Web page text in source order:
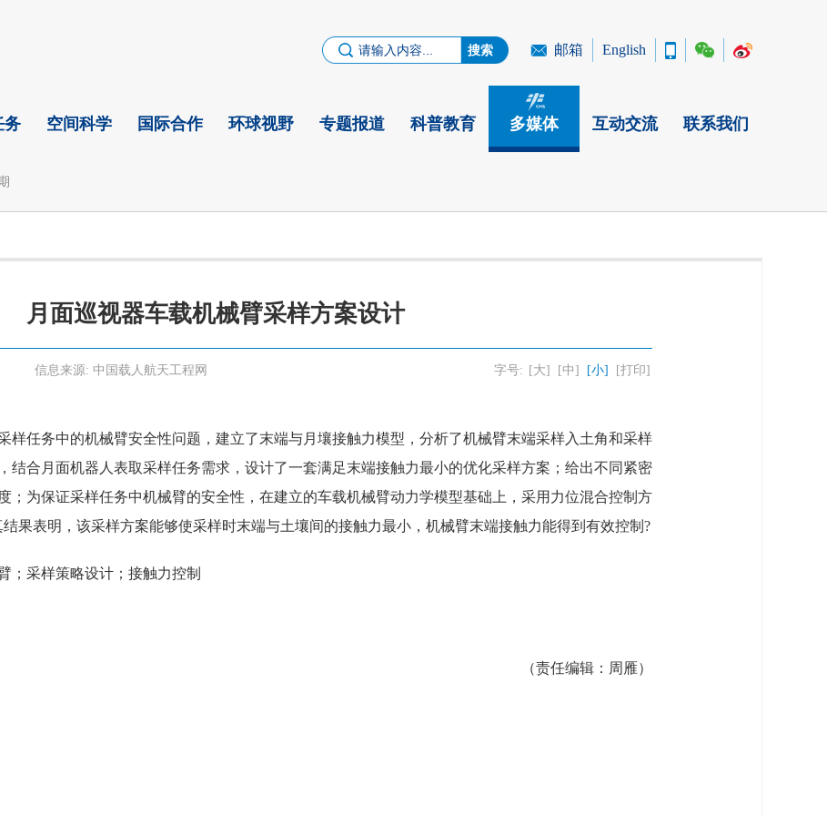
邮箱 English
务 空间科学 国际合作 环球视野 专题报道 科普教育 多媒体 互动交流 联系我们
月面巡视器车载机械臂采样方案设计
信息来源: 中国载人航天工程网 字号: [大] [中] [小] [打印]
样任务中的机械臂安全性问题，建立了末端与月壤接触力模型，分析了机械臂末端采样入土角和采样
结合月面机器人表取采样任务需求，设计了一套满足末端接触力最小的优化采样方案；给出不同紧密
；为保证采样任务中机械臂的安全性，在建立的车载机械臂动力学模型基础上，采用力位混合控制方
果表明，该采样方案能够使采样时末端与土壤间的接触力最小，机械臂末端接触力能得到有效控制?
；采样策略设计；接触力控制
（责任编辑： 周雁）